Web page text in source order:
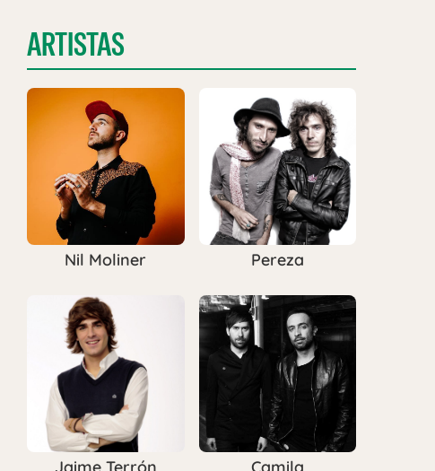
ARTISTAS
Nil Moliner Pereza